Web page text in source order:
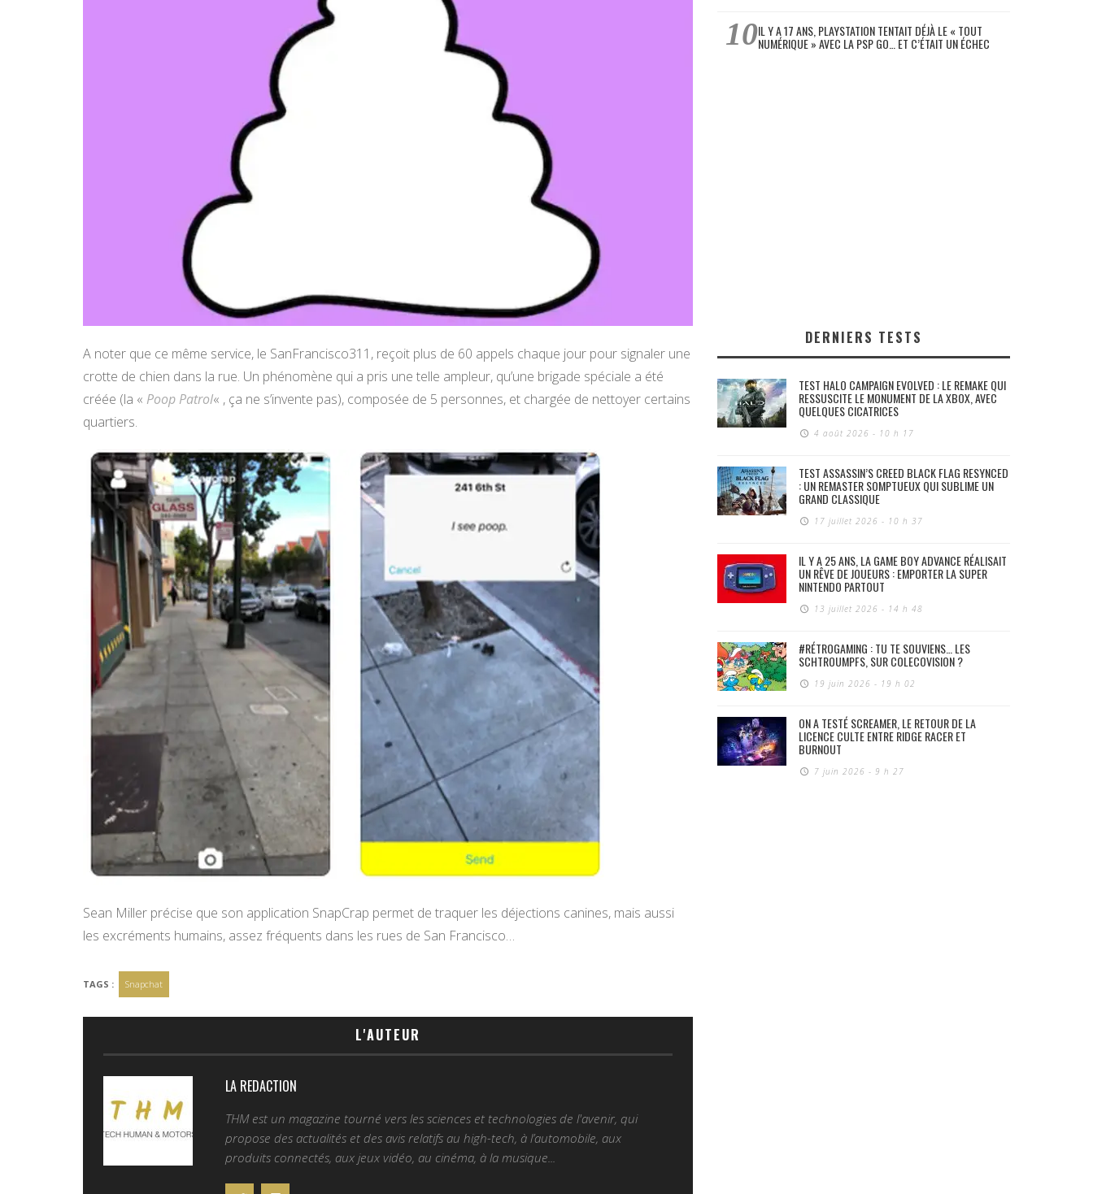
A noter que ce même service, le SanFrancisco311, reçoit plus de 60 appels chaque jour pour signaler une
crotte de chien dans la rue. Un phénomène qui a pris une telle ampleur, qu’une brigade spéciale a été
créée (la « Poop Patrol« , ça ne s’invente pas), composée de 5 personnes, et chargée de nettoyer certains
quartiers.
Sean Miller précise que son application SnapCrap permet de traquer les déjections canines, mais aussi
les excréments humains, assez fréquents dans les rues de San Francisco…
TAGS : Snapchat
L'AUTEUR
LA REDACTION
THM est un magazine tourné vers les sciences et technologies de l'avenir, qui
propose des actualités et des avis relatifs au high-tech, à l’automobile, aux
produits connectés, aux jeux vidéo, au cinéma, à la musique...
IL Y A 17 ANS, PLAYSTATION TENTAIT DÉJÀ LE « TOUT
NUMÉRIQUE » AVEC LA PSP GO… ET C’ÉTAIT UN ÉCHEC
DERNIERS TESTS
TEST HALO CAMPAIGN EVOLVED : LE REMAKE QUI
RESSUSCITE LE MONUMENT DE LA XBOX, AVEC
QUELQUES CICATRICES
4 août 2026 - 10 h 17
TEST ASSASSIN’S CREED BLACK FLAG RESYNCED
: UN REMASTER SOMPTUEUX QUI SUBLIME UN
GRAND CLASSIQUE
17 juillet 2026 - 10 h 37
IL Y A 25 ANS, LA GAME BOY ADVANCE RÉALISAIT
UN RÊVE DE JOUEURS : EMPORTER LA SUPER
NINTENDO PARTOUT
13 juillet 2026 - 14 h 48
#RÉTROGAMING : TU TE SOUVIENS… LES
SCHTROUMPFS, SUR COLECOVISION ?
19 juin 2026 - 19 h 02
ON A TESTÉ SCREAMER, LE RETOUR DE LA
LICENCE CULTE ENTRE RIDGE RACER ET
BURNOUT
7 juin 2026 - 9 h 27